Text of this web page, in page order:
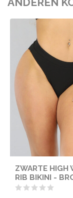
ZWARTE HIGH
RIB BIKINI -